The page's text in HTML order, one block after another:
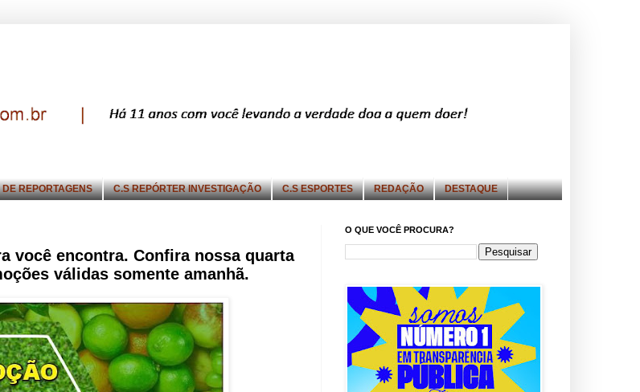
DE REPORTAGENS C.S REPÓRTER INVESTIGAÇÃO C.S ESPORTES REDAÇÃO DESTAQUE
você encontra. Confira nossa quarta
válidas somente amanhã.
O QUE VOCÊ PROCURA?